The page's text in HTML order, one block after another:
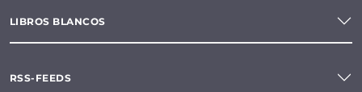
LIBROS BLANCOS
RSS-FEEDS